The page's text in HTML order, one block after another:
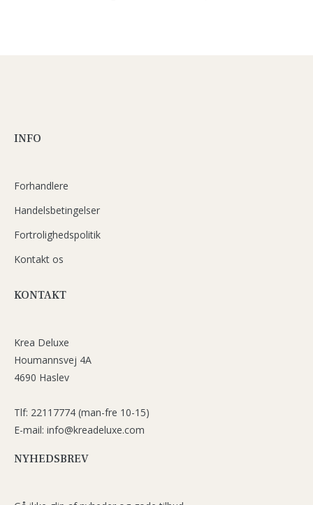
INFO
Forhandlere
Handelsbetingelser
Fortrolighedspolitik
Kontakt os
KONTAKT
Krea Deluxe
Houmannsvej 4A
4690 Haslev
Tlf: 22117774 (man-fre 10-15)
E-mail: info@kreadeluxe.com
NYHEDSBREV